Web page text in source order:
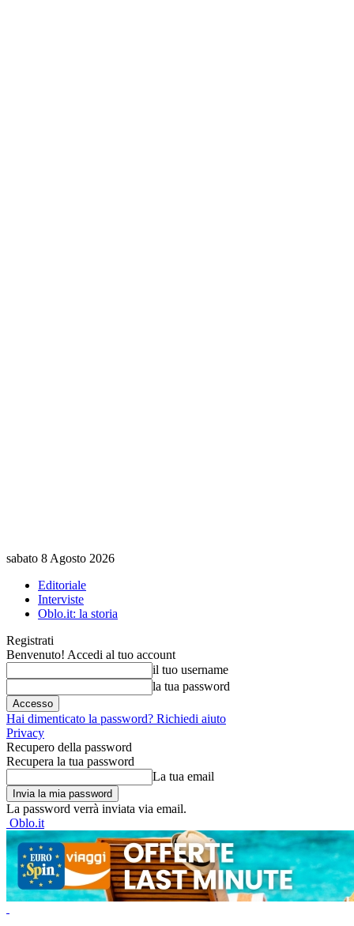
sabato 8 Agosto 2026
Editoriale
Interviste
Oblo.it: la storia
Registrati
Benvenuto! Accedi al tuo account
il tuo username
la tua password
Hai dimenticato la password? Richiedi aiuto
Privacy
Recupero della password
Recupera la tua password
La tua email
La password verrà inviata via email.
Oblo.it